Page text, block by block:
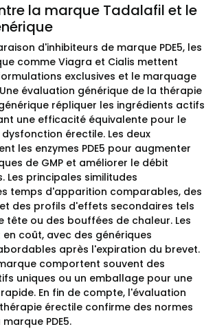
la marque Tadalafil et le
d'inhibiteurs de marque PDE5, les
comme Viagra et Cialis mettent
exclusives et le marquage
évaluation générique de la thérapie
répliquer les ingrédients actifs
une efficacité équivalente pour le
érectile. Les deux
les enzymes PDE5 pour augmenter
de GMP et améliorer le débit
Les principales similitudes
temps d'apparition comparables, des
des profils d'effets secondaires tels
tête ou des bouffées de chaleur. Les
coût, avec des génériques
après l'expiration du brevet.
comportent souvent des
uniques ou un emballage pour une
En fin de compte, l'évaluation
érectile confirme des normes
PDE5.